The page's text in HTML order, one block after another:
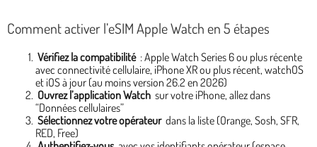
Comment activer l’eSIM Apple Watch en 5 étapes
Vérifiez la compatibilité : Apple Watch Series 6 ou plus récente
avec connectivité cellulaire, iPhone XR ou plus récent, watchOS
et iOS à jour (au moins version 26.2 en 2026)
Ouvrez l’application Watch sur votre iPhone, allez dans
“Données cellulaires”
Sélectionnez votre opérateur dans la liste (Orange, Sosh, SFR,
RED, Free)